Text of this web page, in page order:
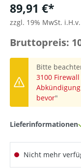
89,91 €*
zzgl. 19% MwSt.
Bruttopreis:
Bitte
3100 Firewall
bevor"
Lieferinformationen
Nicht mehr